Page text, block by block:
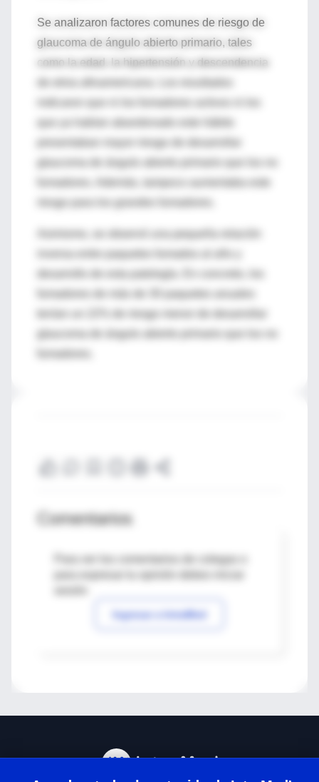
Se analizaron factores comunes de riesgo de
glaucoma de ángulo abierto primario, tales
como la edad, la hipertensión y descendencia
presentaban mayor riesgo de desarrollar
glaucoma de ángulo abierto primario que los no
fumadores. Además, tampoco aumentaba este
riesgo para los grandes fumadores.
Asimismo, se observó una pequeña relación
inversa entre paquetes fumados al año y
desarrollo de esta patología. En concreto, los
fumadores de más de 30 paquetes anuales
tenían un 22% de riesgo menor de desarrollar
glaucoma de ángulo abierto primario que los no
Comentarios
Para ver los comentarios de colegas o
Ingresar a IntraMed